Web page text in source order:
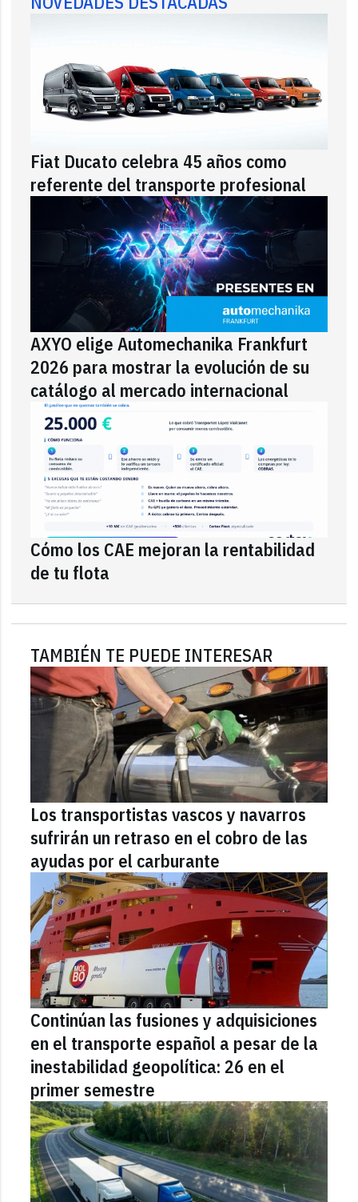
Fiat Ducato celebra 45 años como
referente del transporte profesional
AXYO elige Automechanika Frankfurt
2026 para mostrar la evolución de su
catálogo al mercado internacional
Cómo los CAE mejoran la rentabilidad
de tu flota
TAMBIÉN TE PUEDE INTERESAR
Los transportistas vascos y navarros
sufrirán un retraso en el cobro de las
ayudas por el carburante
Continúan las fusiones y adquisiciones
en el transporte español a pesar de la
inestabilidad geopolítica: 26 en el
primer semestre